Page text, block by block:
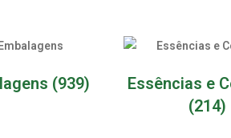
(939)
Essências e
(214)